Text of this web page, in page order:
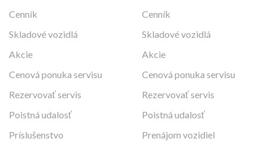
Cenník
Skladové vozidlá
Akcie
Cenová ponuka servisu
Rezervovať servis
Poistná udalosť
Príslušenstvo
Cenník
Skladové vozidlá
Akcie
Cenová ponuka servisu
Rezervovať servis
Poistná udalosť
Prenájom vozidiel